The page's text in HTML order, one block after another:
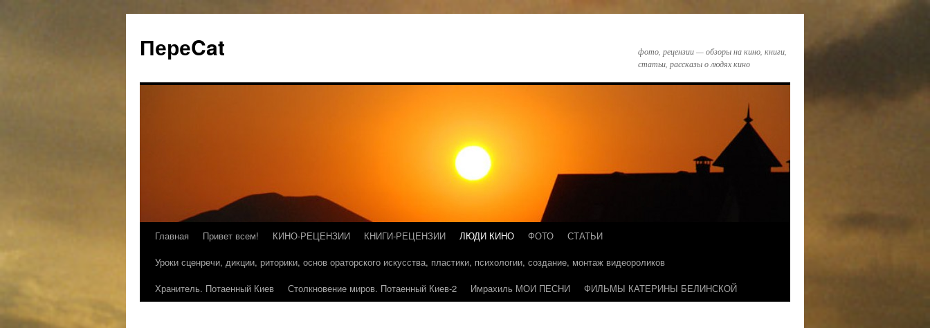
ПереCat
фото, рецензии — обзоры на кино, книги,
статьи, рассказы о людях кино
Главная Привет всем! КИНО-РЕЦЕНЗИИ КНИГИ-РЕЦЕНЗИИ ЛЮДИ КИНО ФОТО
СТАТЬИ
Уроки сценречи, дикции, риторики, основ ораторского искусства, пластики, психологии, создание, монтаж видеороликов
Хранитель. Потаенный Киев
Столкновение миров. Потаенный Киев-2 Имрахиль МОИ ПЕСНИ ФИЛЬМЫ КАТЕРИНЫ БЕЛИНСКОЙ